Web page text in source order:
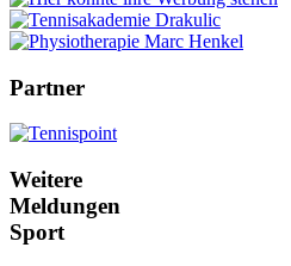
Partner
Weitere
Meldungen
Sport